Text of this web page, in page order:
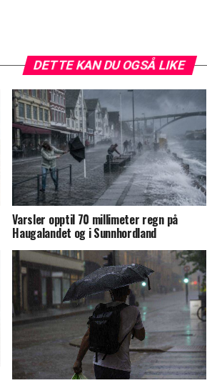
DETTE KAN DU OGSÅ LIKE
Varsler opptil 70 millimeter regn på
Haugalandet og i Sunnhordland